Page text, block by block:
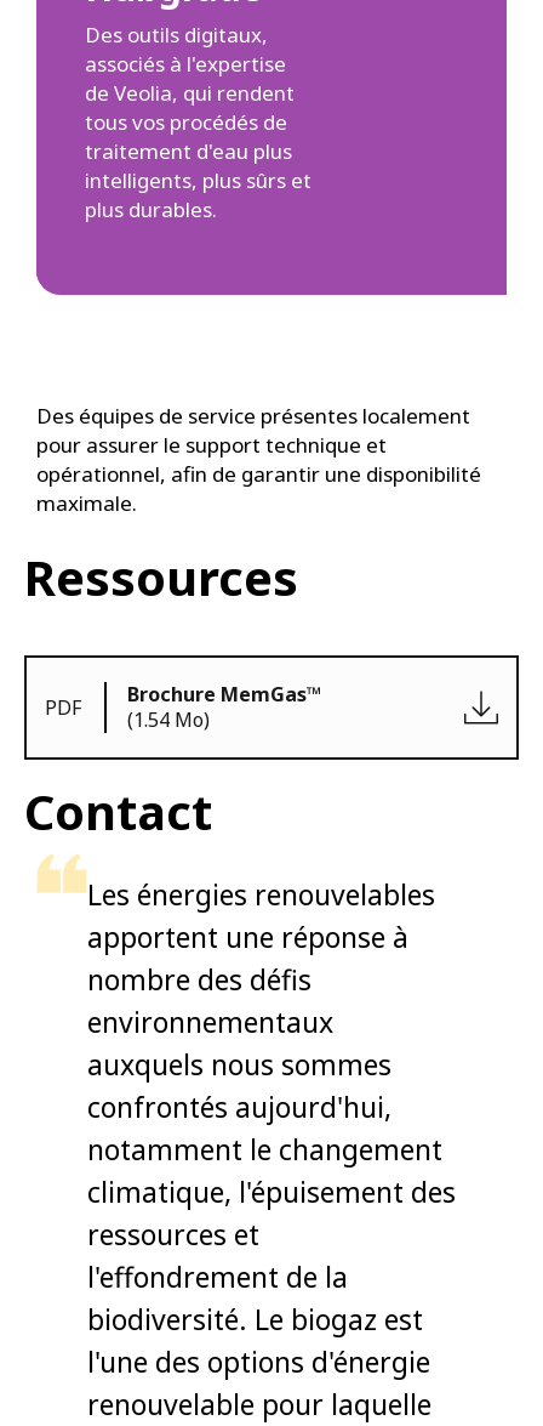
Des outils digitaux,
associés à l'expertise
de Veolia, qui rendent
tous vos procédés de
traitement d'eau plus
intelligents, plus sûrs et
plus durables.
Des équipes de service présentes localement
pour assurer le support technique et
opérationnel, afin de garantir une disponibilité
maximale.
Ressources
PDF
Brochure MemGas™
(1.54 Mo)
Contact
Les énergies renouvelables
apportent une réponse à
nombre des défis
environnementaux
auxquels nous sommes
confrontés aujourd'hui,
notamment le changement
climatique, l'épuisement des
ressources et
l'effondrement de la
biodiversité. Le biogaz est
l'une des options d'énergie
renouvelable pour laquelle